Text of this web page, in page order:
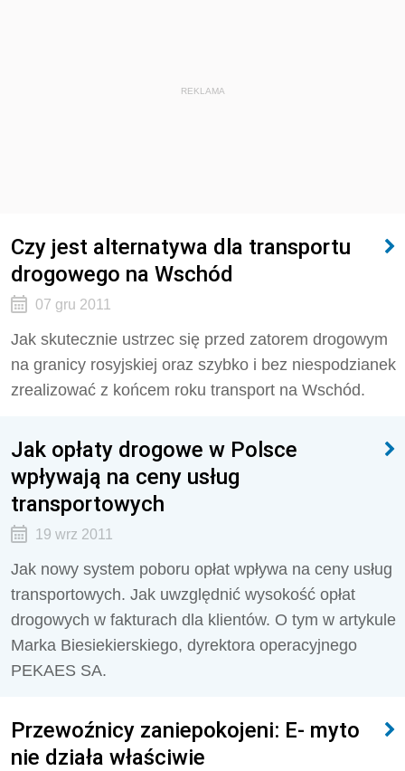
REKLAMA
Czy jest alternatywa dla transportu
drogowego na Wschód
07 gru 2011
Jak skutecznie ustrzec się przed zatorem drogowym
na granicy rosyjskiej oraz szybko i bez niespodzianek
zrealizować z końcem roku transport na Wschód.
Jak opłaty drogowe w Polsce
wpływają na ceny usług
transportowych
19 wrz 2011
Jak nowy system poboru opłat wpływa na ceny usług
transportowych. Jak uwzględnić wysokość opłat
drogowych w fakturach dla klientów. O tym w artykule
Marka Biesiekierskiego, dyrektora operacyjnego
PEKAES SA.
Przewoźnicy zaniepokojeni: E- myto
nie działa właściwie